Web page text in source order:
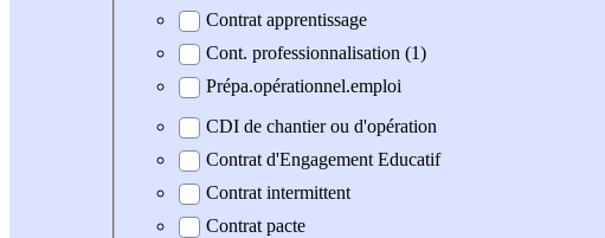
Contrat apprentissage
Cont. professionnalisation (1)
Prépa.opérationnel.emploi
CDI de chantier ou d'opération
Contrat d'Engagement Educatif
Contrat intermittent
Contrat pacte